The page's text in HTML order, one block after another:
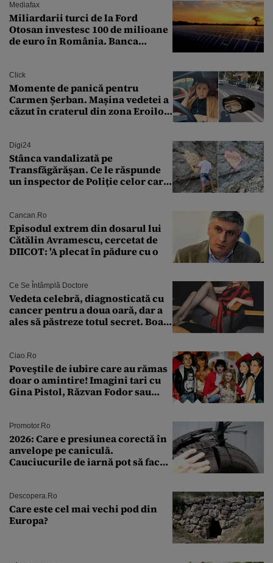
Mediafax
Miliardarii turci de la Ford
Otosan investesc 100 de milioane
de euro în România. Banca
Click
Momente de panică pentru
Carmen Șerban. Mașina vedetei a
căzut în craterul din zona Eroilor:
Digi24
Stânca vandalizată pe
Transfăgărășan. Ce le răspunde
un inspector de Poliție celor care
Cancan.ro
Episodul extrem din dosarul lui
Cătălin Avramescu, cercetat de
DIICOT: 'A plecat în pădure cu o
Ce Se Întâmplă Doctore
Vedeta celebră, diagnosticată cu
cancer pentru a doua oară, dar a
ales să păstreze totul secret. Boala
Ciao.ro
Poveştile de iubire care au rămas
doar o amintire! Imagini tari cu
Gina Pistol, Răzvan Fodor sau
Promotor.ro
2026: Care e presiunea corectă în
anvelope pe caniculă.
Cauciucurile de iarnă pot să facă
Descopera.ro
Care este cel mai vechi pod din
Europa?